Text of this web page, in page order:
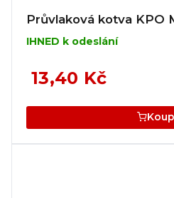
Průvlaková kotva KPO
IHNED k odeslání
13,40 Kč